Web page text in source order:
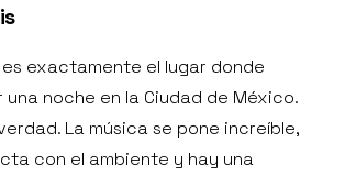
es exactamente el lugar donde
noche en la Ciudad de México.
La música se pone increíble,
con el ambiente y hay una